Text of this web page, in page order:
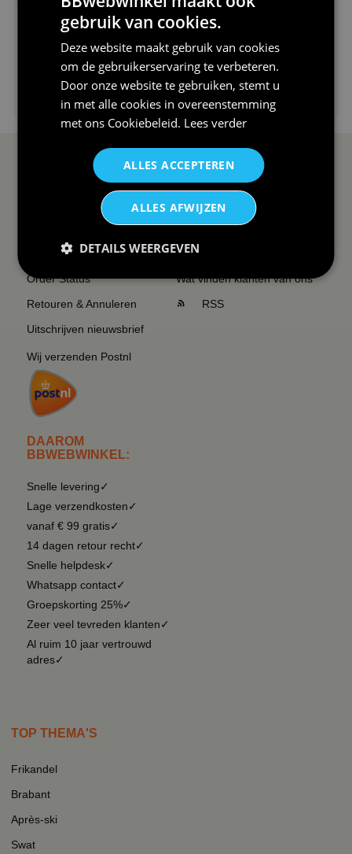
€24,95
I love korfbal t-shirt sport s...
SERVICE EN INFO
Veel gestelde vragen
Contact
Order Status
Retouren & Annuleren
Uitschrijven nieuwsbrief
Wij verzenden Postnl
DAAROM
BBWEBWINKEL:
Snelle levering✓
Lage verzendkosten✓
vanaf € 99 gratis✓
14 dagen retour recht✓
Snelle helpdesk✓
Whatsapp contact✓
Groepskorting 25%✓
Zeer veel tevreden klanten✓
Al ruim 10 jaar vertrouwd
adres✓
OVERZICHT
Sitemapping
Overzicht thema's
Overzicht rubrieken
Wat vinden klanten van ons
RSS
TOP THEMA'S
Frikandel
Brabant
Après-ski
Swat
gebruik van cookies.
Deze website maakt gebruik van cookies
om de gebruikerservaring te verbeteren.
Door onze website te gebruiken, stemt u
in met alle cookies in overeenstemming
met ons Cookiebeleid. Lees verder
ALLES ACCEPTEREN
ALLES AFWIJZEN
DETAILS WEERGEVEN